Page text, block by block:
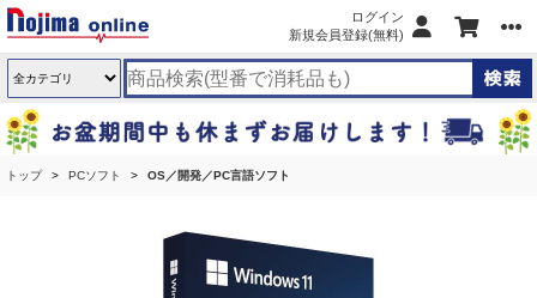
ログイン
新規会員登録(無料)
トップ PCソフト OS／開発／PC言語ソフト